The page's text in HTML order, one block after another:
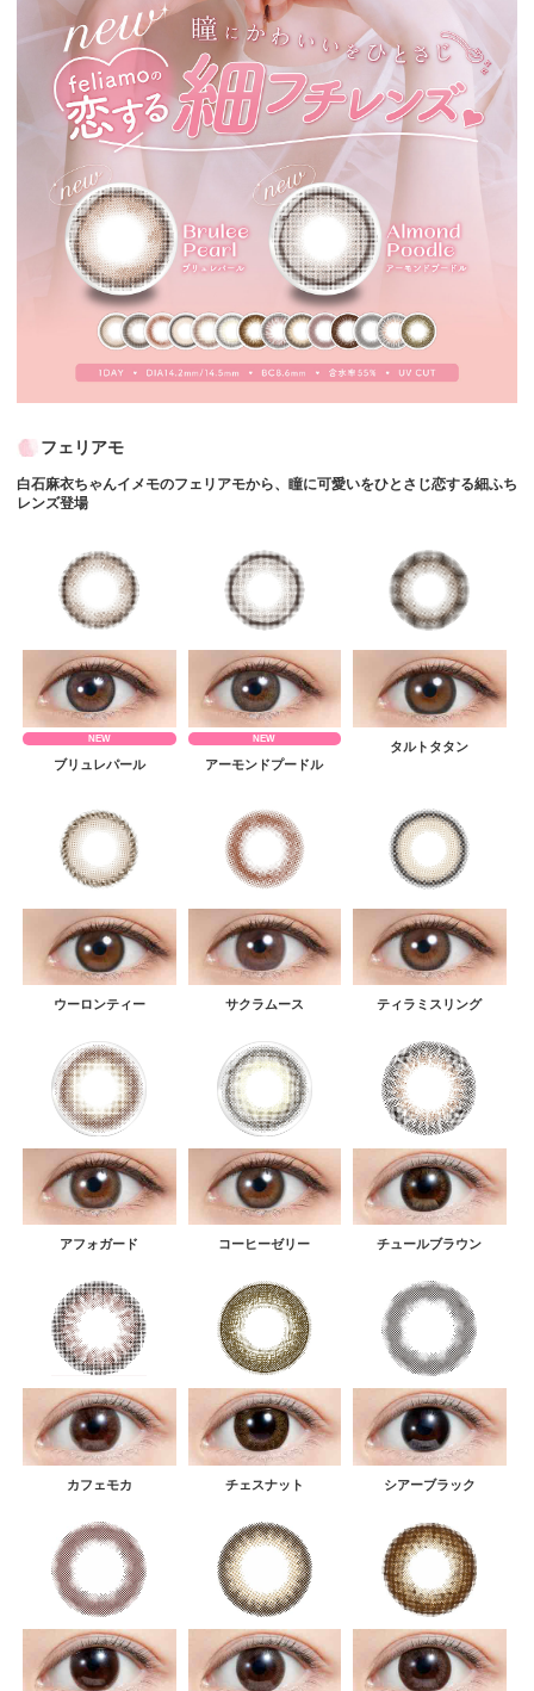
フェリアモ
白石麻衣ちゃんイメモのフェリアモから、瞳に可愛いをひとさじ恋する細ふち
レンズ登場
NEW
ブリュレパール
NEW
アーモンドプードル
タルトタタン
ウーロンティー サクラムース ティラミスリング
アフォガード コーヒーゼリー チュールブラウン
カフェモカ チェスナット シアーブラック